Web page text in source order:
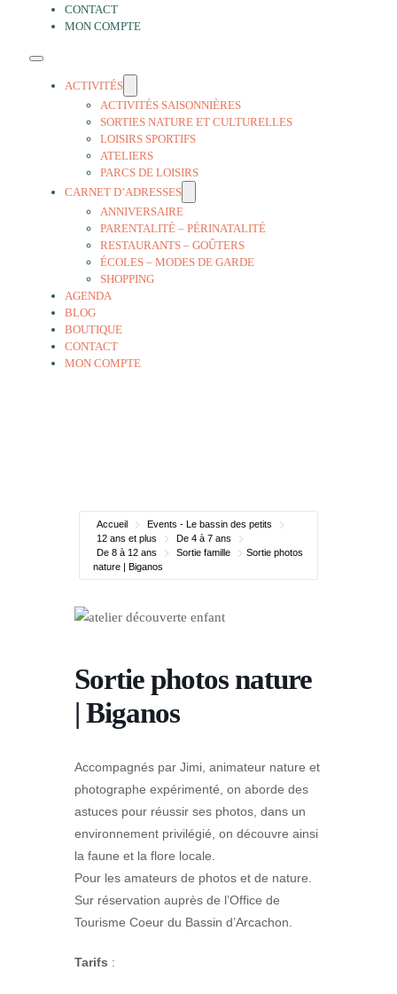
CONTACT
MON COMPTE
ACTIVITÉS
ACTIVITÉS SAISONNIÈRES
SORTIES NATURE ET CULTURELLES
LOISIRS SPORTIFS
ATELIERS
PARCS DE LOISIRS
CARNET D’ADRESSES
ANNIVERSAIRE
PARENTALITÉ – PÉRINATALITÉ
RESTAURANTS – GOÛTERS
ÉCOLES – MODES DE GARDE
SHOPPING
AGENDA
BLOG
BOUTIQUE
CONTACT
MON COMPTE
Accueil
Events - Le bassin des petits
12 ans et plus
De 4 à 7 ans
De 8 à 12 ans
Sortie famille
Sortie photos
nature | Biganos
Sortie photos nature
| Biganos
Accompagnés par Jimi, animateur nature et
photographe expérimenté, on aborde des
astuces pour réussir ses photos, dans un
environnement privilégié, on découvre ainsi
la faune et la flore locale.
Pour les amateurs de photos et de nature.
Sur réservation auprès de l’Office de
Tourisme Coeur du Bassin d’Arcachon.
Tarifs :